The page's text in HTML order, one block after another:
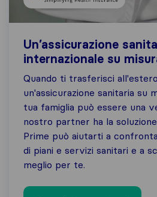
Un’assicurazione
internazionale su
Quando ti trasferisci
un'assicurazione sanitaria su
tua famiglia può essere una
nostro partner ha la
Prime può aiutarti a
di piani e servizi sanitari e a
meglio per te.